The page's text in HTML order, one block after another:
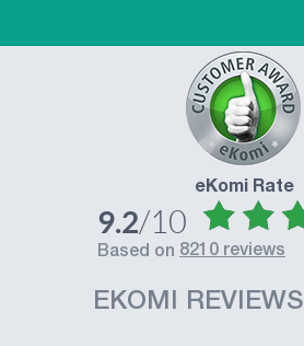
eKomi Rate
9.2/10
based on 8210 reviews
EKOMI REVIEWS